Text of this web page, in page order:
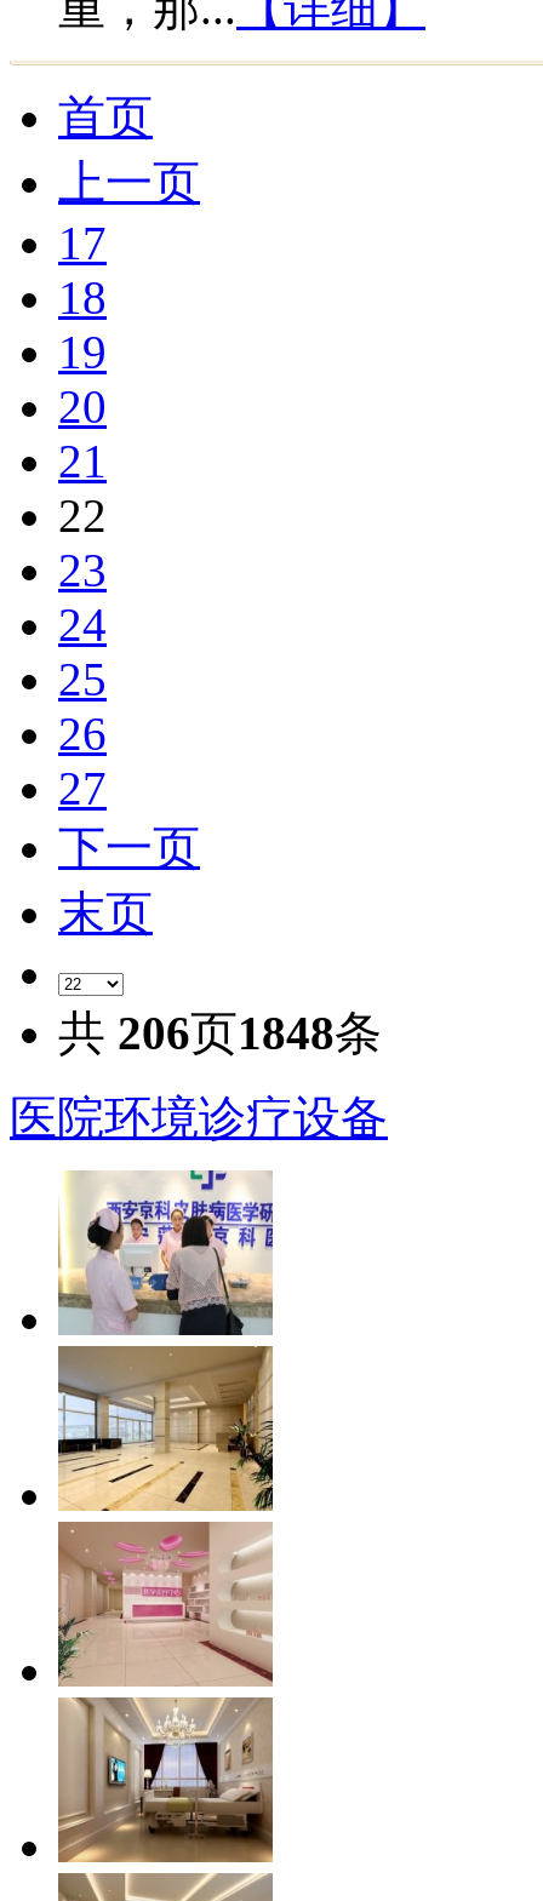
首页
上一页
17
18
19
20
21
22
23
24
25
26
27
下一页
末页
共 206页1848条
医院环境诊疗设备